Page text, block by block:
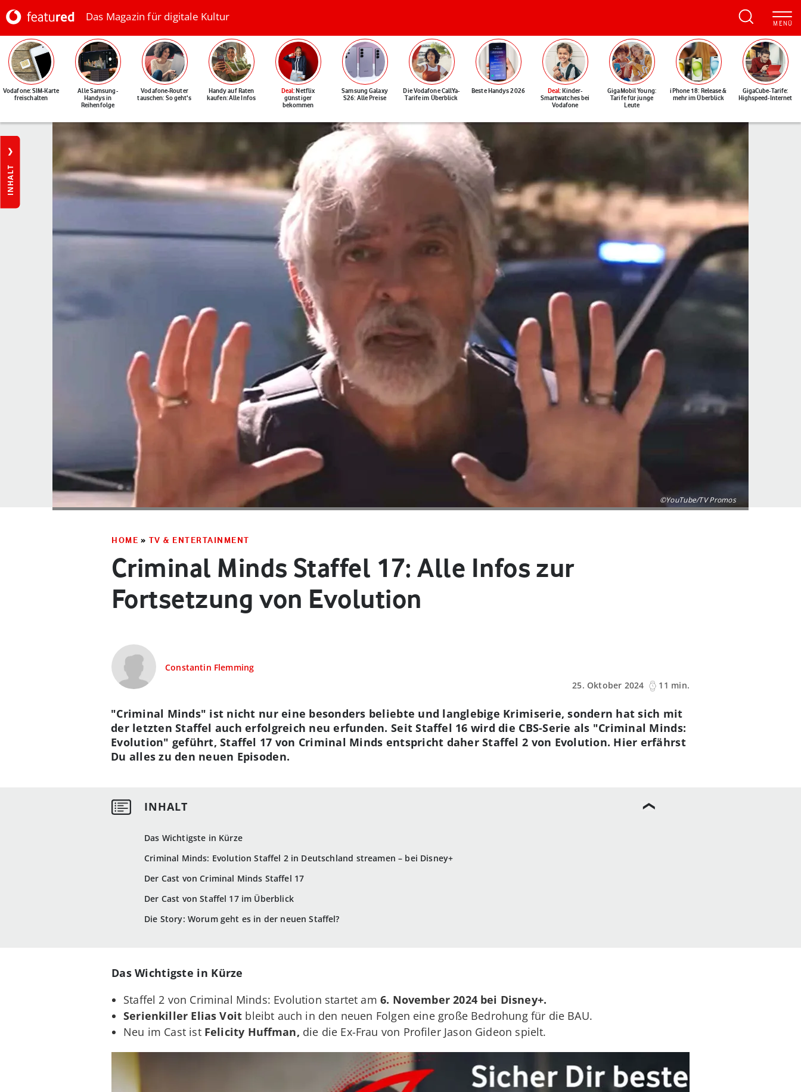
Das Magazin für digitale Kultur
Vodafone: SIM-Karte
freischalten
Alle Samsung-
Handys in
Reihenfolge
Vodafone-Router
tauschen: So geht's
Handy auf Raten
kaufen: Alle Infos
Deal: Netflix
günstiger
bekommen
Samsung Galaxy
S26: Alle Preise
Die Vodafone CallYa-
Tarife im Überblick
Beste Handys 2026 Deal: Kinder-
Smartwatches bei
Vodafone
GigaMobil Young:
Tarife für junge
Leute
iPhone 18: Release &
mehr im Überblick
GigaCube-Tarife:
Highspeed-Internet
INHALT
©YouTube/TV Promos
HOME » TV & ENTERTAINMENT
Criminal Minds Staffel 17: Alle Infos zur
Fortsetzung von Evolution
Constantin Flemming
25. Oktober 2024
11 min.
Das Wichtigste in Kürze
Criminal Minds: Evolution Staffel 2 in Deutschland streamen – bei Disney+
Der Cast von Criminal Minds Staffel 17
Der Cast von Staffel 17 im Überblick
Die Story: Worum geht es in der neuen Staffel?
"Criminal Minds" ist nicht nur eine besonders beliebte und langlebige Krimiserie, sondern hat sich mit
der letzten Staffel auch erfolgreich neu erfunden. Seit Staffel 16 wird die CBS-Serie als "Criminal Minds:
Evolution" geführt, Staffel 17 von Criminal Minds entspricht daher Staffel 2 von Evolution. Hier erfährst
Du alles zu den neuen Episoden.
Das Wichtigste in Kürze
Staffel 2 von Criminal Minds: Evolution startet am 6. November 2024 bei Disney+.
Serienkiller Elias Voit bleibt auch in den neuen Folgen eine große Bedrohung für die BAU.
Neu im Cast ist Felicity Huffman, die die Ex-Frau von Profiler Jason Gideon spielt.